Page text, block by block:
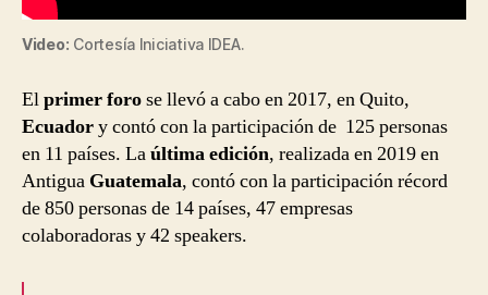
Video: Cortesía Iniciativa IDEA.
Elprimer forose llevó a cabo en 2017, en Quito,
Ecuadory contó con la participación de 125 personas
en 11 países. Laúltima edición, realizada en 2019 en
Antigua Guatemala, contó con la participación récord
de 850 personas de 14 países, 47 empresas
colaboradoras y 42 speakers.